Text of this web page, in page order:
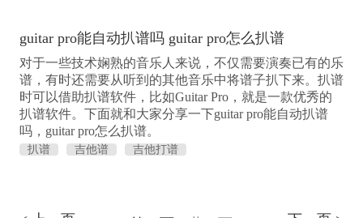
guitar pro能自动扒谱吗 guitar pro怎么扒谱
对于一些技术娴熟的音乐人来说，不仅需要演奏已有的乐
谱，有时还需要从听到的其他音乐中将谱子扒下来。扒谱
时可以借助扒谱软件，比如Guitar Pro，就是一款优秀的
扒谱软件。下面就和大家分享一下guitar pro能自动扒谱
吗，guitar pro怎么扒谱。
扒谱 吉他谱 吉他打谱